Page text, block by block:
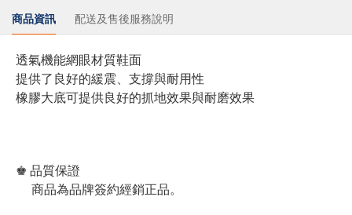
商品資訊 配送及售後服務說明
透氣機能網眼材質鞋面
提供了良好的緩震、支撐與耐用性
橡膠大底可提供良好的抓地效果與耐磨效果
♚ 品質保證
商品為品牌簽約經銷正品。